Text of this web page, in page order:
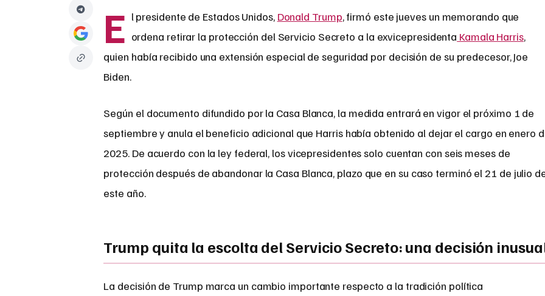
E l presidente de Estados Unidos, Donald Trump, firmó este jueves un memorando que
ordena retirar la protección del Servicio Secreto a la exvicepresidenta Kamala Harris,
quien había recibido una extensión especial de seguridad por decisión de su predecesor, Joe
Biden.
Según el documento difundido por la Casa Blanca, la medida entrará en vigor el próximo 1 de
septiembre y anula el beneficio adicional que Harris había obtenido al dejar el cargo en enero
2025. De acuerdo con la ley federal, los vicepresidentes solo cuentan con seis meses de
protección después de abandonar la Casa Blanca, plazo que en su caso terminó el 21 de julio
este año.
Trump quita la escolta del Servicio Secreto: una decisión
La decisión de Trump marca un cambio importante respecto a la tradición política